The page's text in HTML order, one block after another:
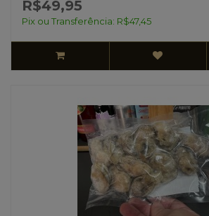
R$49,95
Pix ou Transferência: R$47,45